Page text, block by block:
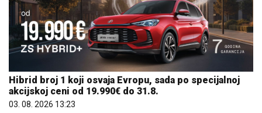
Hibrid broj 1 koji osvaja Evropu, sada po specijalnoj
akcijskoj ceni od 19.990€ do 31.8.
03. 08. 2026 13:23